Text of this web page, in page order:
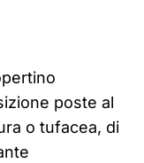
poste al
o tufacea, di